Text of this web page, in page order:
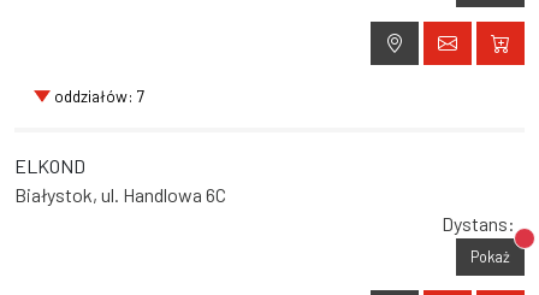
oddziałów: 7
ELKOND
Białystok, ul. Handlowa 6C
Dystans:
Pokaż